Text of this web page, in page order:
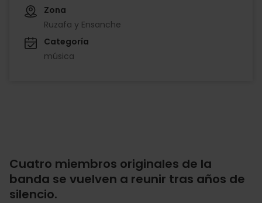
Zona
Ruzafa y Ensanche
Categoría
música
Cuatro miembros originales de la
banda se vuelven a reunir tras años de
silencio.